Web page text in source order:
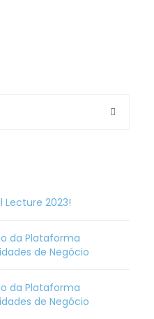
Lecture 2023!
da Plataforma
de Negócio
da Plataforma
de Negócio